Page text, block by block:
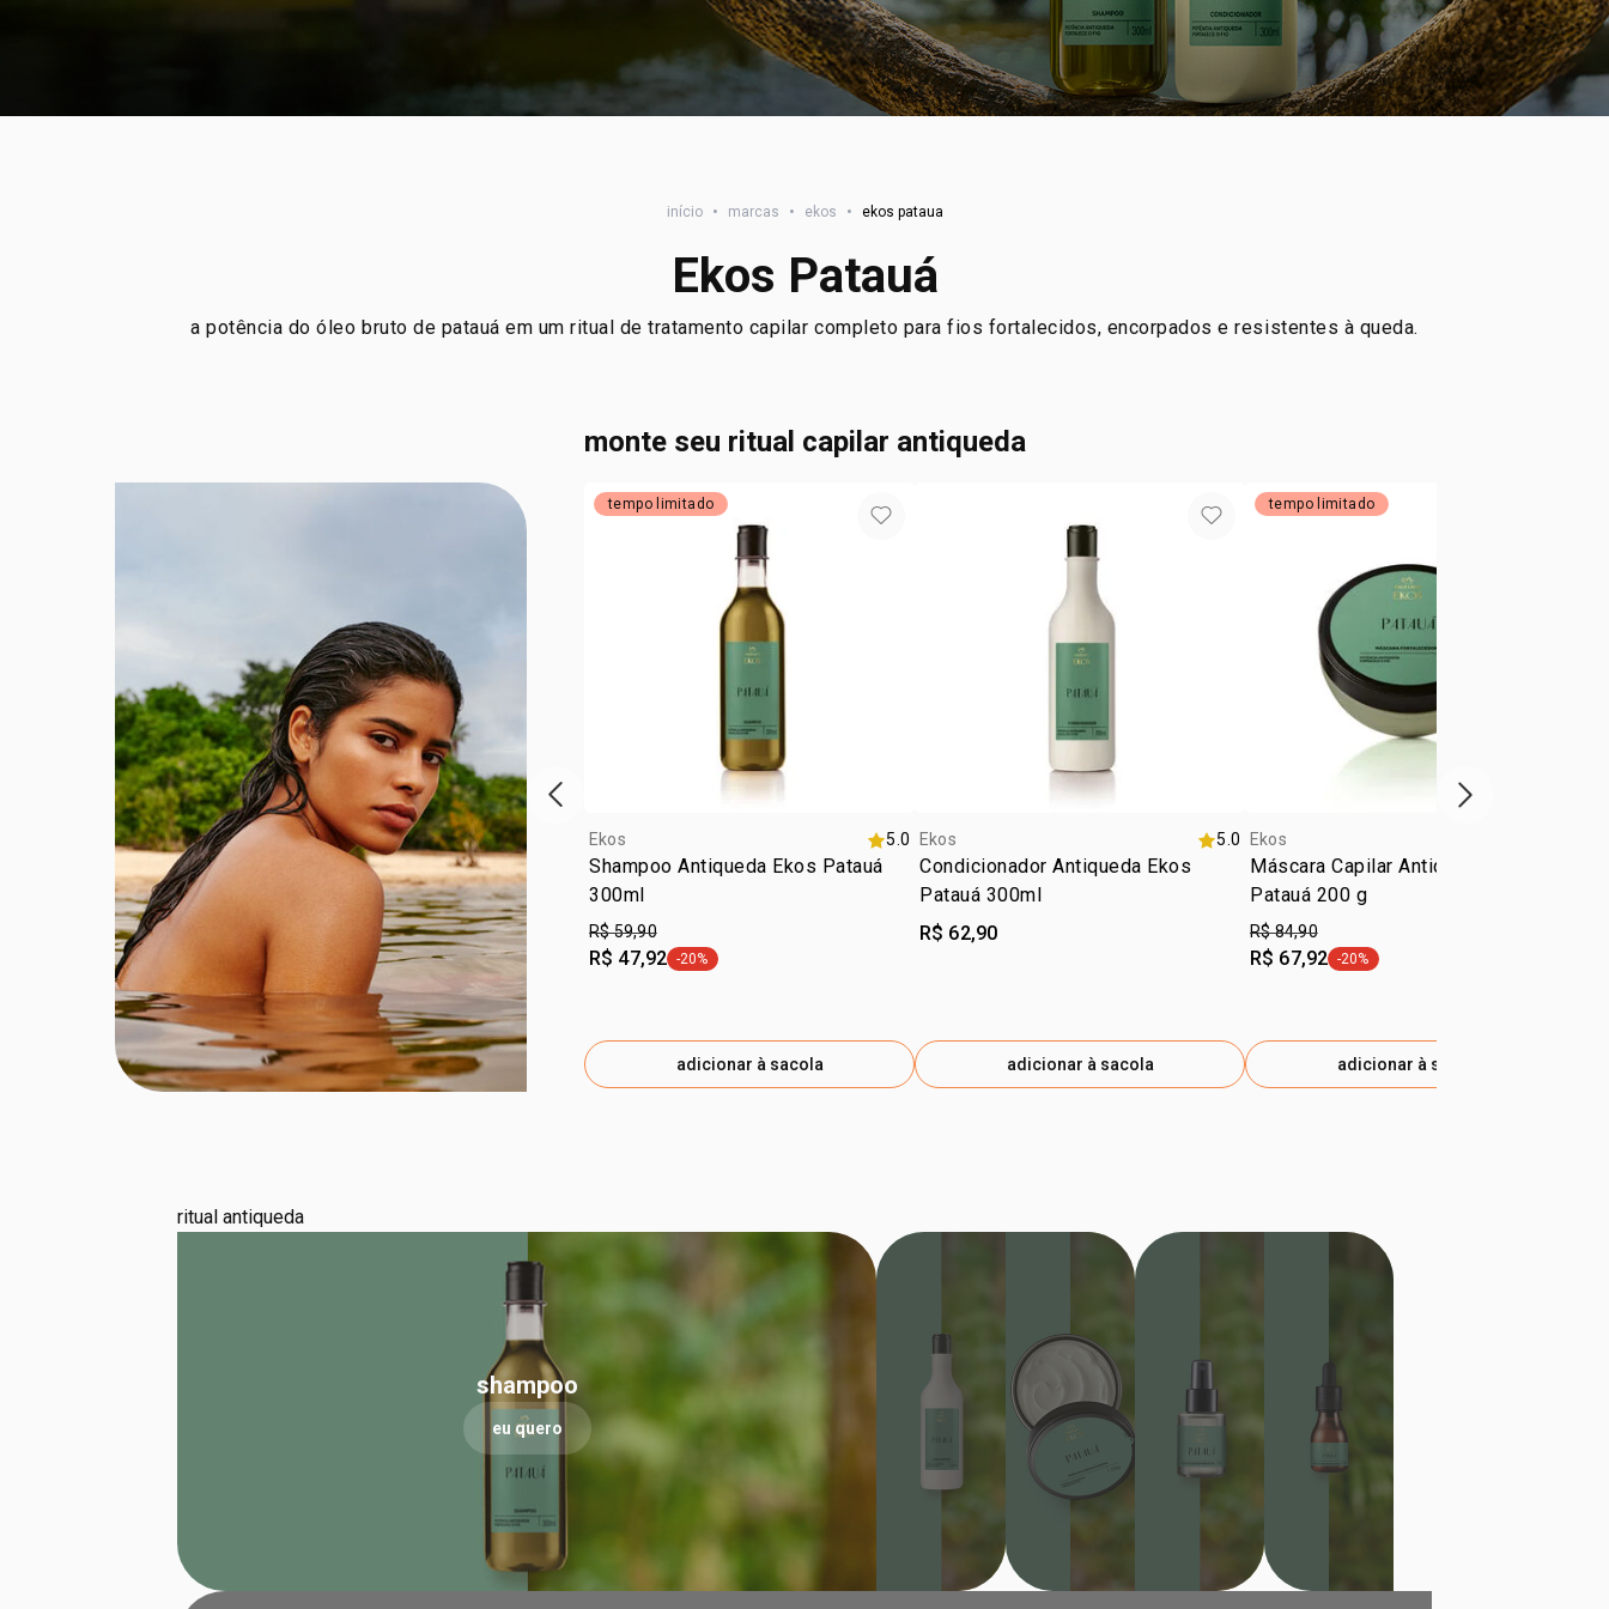
início • marcas • ekos • ekos pataua
Ekos Patauá
a potência do óleo bruto de patauá em um ritual de tratamento capilar completo para fios fortalecidos, encorpados e resistentes à queda.
monte seu ritual capilar antiqueda
tempo limitado
Ekos 5.0
Shampoo Antiqueda Ekos Patauá
300ml
R$ 59,90
R$ 47,92 etiqueta -20%
-20%
adicionar à sacola
Ekos 5.0
Condicionador Antiqueda Ekos
Patauá 300ml
R$ 62,90
adicionar à sacola
tempo limitado
Ekos
Máscara Capilar Antiqueda Ekos
Patauá 200 g
R$ 84,90
R$ 67,92 etiqueta -20%
-20%
adicionar à sacola
vitrine de produtos anterior próxima vitrine
ritual antiqueda
shampoo
eu quero